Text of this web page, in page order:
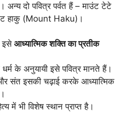
दो पवित्र पर्वत हैं – माउंट टेटे
हाकु (Mount Haku)।
इसे आध्यात्मिक शक्ति का प्रतीक
धर्म के अनुयायी इसे पवित्र मानते हैं।
संत इसकी चढ़ाई करके आध्यात्मिक
में भी विशेष स्थान प्राप्त है।